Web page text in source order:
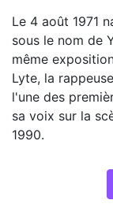
Le 4 août 1971
sous le nom de
même
Lyte, la
l'une des
sa voix sur la
1990.